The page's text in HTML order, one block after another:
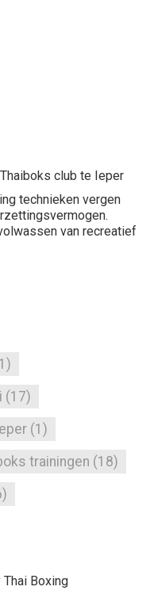
club te Ieper
technieken vergen
van recreatief
(17)
(1)
trainingen (18)
Boxing